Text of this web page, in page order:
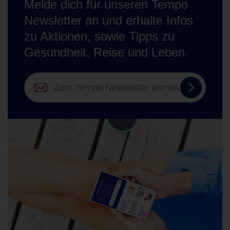
Melde dich für unseren Tempo
Newsletter an und erhalte Infos
zu Aktionen, sowie Tipps zu
Gesundheit, Reise und Leben.
Zum
Tempo